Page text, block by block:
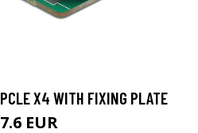
X4 WITH FIXING PLATE
EUR